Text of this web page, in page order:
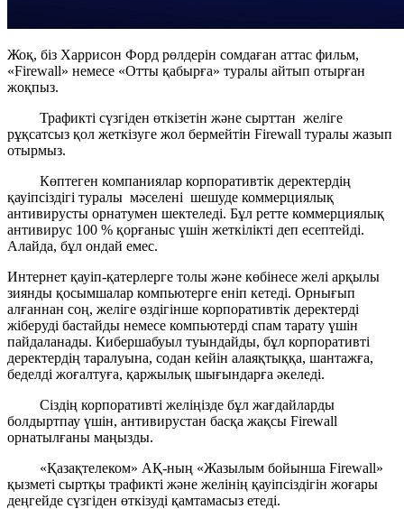
Жоқ, біз Харрисон Форд рөлдерін сомдаған аттас фильм,
«Firewall» немесе «Отты қабырға» туралы айтып отырған
жоқпыз.
Трафикті сүзгіден өткізетін және сырттан желіге
рұқсатсыз қол жеткізуге жол бермейтін Firewall туралы жазып
отырмыз.
Көптеген компаниялар корпоративтік деректердің
қауіпсіздігі туралы мәселені шешуде коммерциялық
антивирусты орнатумен шектеледі. Бұл ретте коммерциялық
антивирус 100 % қорғаныс үшін жеткілікті деп есептейді.
Алайда, бұл ондай емес.
Интернет қауіп-қатерлерге толы және көбінесе желі арқылы
зиянды қосымшалар компьютерге еніп кетеді. Орнығып
алғаннан соң, желіге өздігінше корпоративтік деректерді
жіберуді бастайды немесе компьютерді спам тарату үшін
пайдаланады. Кибершабуыл туындайды, бұл корпоративті
деректердің таралуына, содан кейін алаяқтыққа, шантажға,
беделді жоғалтуға, қаржылық шығындарға әкеледі.
Сіздің корпоративті желіңізде бұл жағдайларды
болдыртпау үшін, антивирустан басқа жақсы Firewall
орнатылғаны маңызды.
«Қазақтелеком» АҚ-ның «Жазылым бойынша Firewall»
қызметі сыртқы трафикті және желінің қауіпсіздігін жоғары
деңгейде сүзгіден өткізуді қамтамасыз етеді.